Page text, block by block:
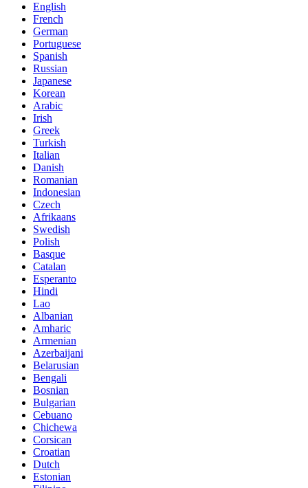
English
French
German
Portuguese
Spanish
Russian
Japanese
Korean
Arabic
Irish
Greek
Turkish
Italian
Danish
Romanian
Indonesian
Czech
Afrikaans
Swedish
Polish
Basque
Catalan
Esperanto
Hindi
Lao
Albanian
Amharic
Armenian
Azerbaijani
Belarusian
Bengali
Bosnian
Bulgarian
Cebuano
Chichewa
Corsican
Croatian
Dutch
Estonian